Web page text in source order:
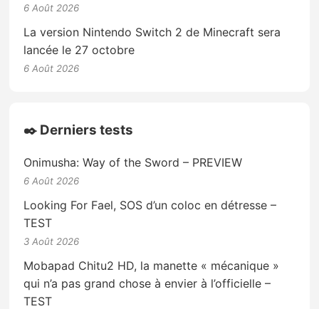
6 Août 2026
La version Nintendo Switch 2 de Minecraft sera
lancée le 27 octobre
6 Août 2026
✒️ Derniers tests
Onimusha: Way of the Sword – PREVIEW
6 Août 2026
Looking For Fael, SOS d’un coloc en détresse –
TEST
3 Août 2026
Mobapad Chitu2 HD, la manette « mécanique »
qui n’a pas grand chose à envier à l’officielle –
TEST